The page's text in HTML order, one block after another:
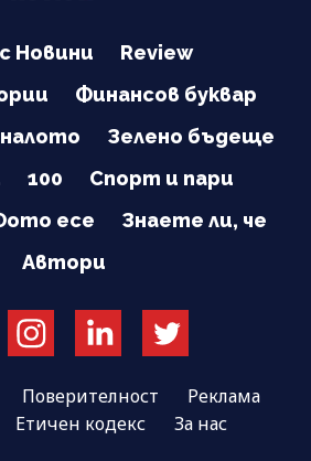
Новини
Review
Финансов буквар
Зелено бъдеще
100
Спорт и пари
есе
Знаете ли, че
Автори
Поверителност
Реклама
Етичен кодекс За нас